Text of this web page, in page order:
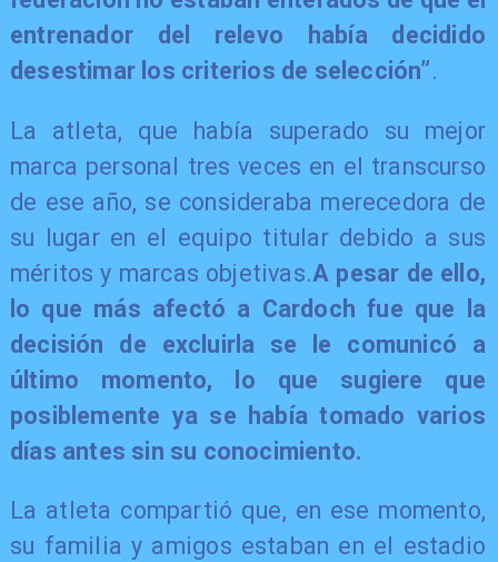
entrenador del relevo había decidido
desestimar los criterios de selección”.
La atleta, que había superado su mejor
marca personal tres veces en el transcurso
de ese año, se consideraba merecedora de
su lugar en el equipo titular debido a sus
méritos y marcas objetivas.A pesar de ello,
lo que más afectó a Cardoch fue que la
decisión de excluirla se le comunicó a
último momento, lo que sugiere que
posiblemente ya se había tomado varios
días antes sin su conocimiento.
La atleta compartió que, en ese momento,
su familia y amigos estaban en el estadio